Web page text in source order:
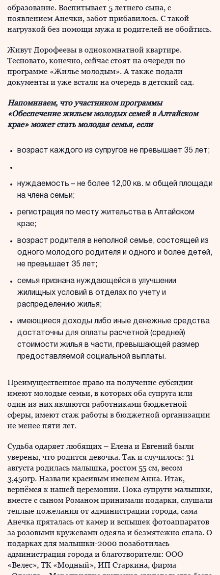
образование. Воспитывает 5 летнего сына, с
появлением Анечки, забот прибавилось. С такой
нагрузкой без помощи мужа и родителей не обойтись.
Живут Дорофеевы в однокомнатной квартире.
Тесновато, конечно, сейчас стоят на очереди по
программе «Жилье молодым». А также подали
документы и уже встали на очередь в детский сад.
Напоминаем, что участником программы
«Обеспечение жильем молодых семей в Алтайском
крае» может стать молодая семья, если
возраст каждого из супругов не превышает 35 лет;
нуждаемость – не более 12,00 кв. м общей площади
на члена семьи;
регистрация по месту жительства в Алтайском
крае;
возраст родителя в неполной семье, состоящей из
одного молодого родителя и одного и более детей,
не превышает 35 лет;
семья признана нуждающейся в улучшении
жилищных условий в отделах по учету и
распределению жилья;
имеющиеся доходы либо иные денежные средства
достаточны для оплаты расчетной (средней)
стоимости жилья в части, превышающей размер
предоставляемой социальной выплаты.
Преимущественное право на получение субсидии
имеют молодые семьи, в которых оба супруга или
один из них являются работниками бюджетной
сферы, имеют стаж работы в бюджетной организации
не менее пяти лет.
Судьба одаряет любящих – Елена и Евгений были
уверены, что родится девочка. Так и случилось: 31
августа родилась малышка, ростом 55 см, весом
3,450гр. Назвали красивым именем Анна. Итак,
вернёмся к нашей церемонии. Пока супруги малышки,
вместе с сыном Романом принимали подарки, слушали
теплые пожелания от администрации города, сама
Анечка пряталась от камер и вспышек фотоаппаратов
за розовыми кружевами одеяла и безмятежно спала. О
подарках для малышки-2000 позаботилась
администрация города и благотворители: ООО
«Велес», ТК «Модный», ИП Старкина, фирма